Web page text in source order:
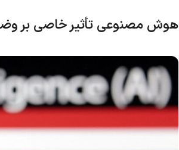
هوش مصنوعی تأثیر خاصی بر